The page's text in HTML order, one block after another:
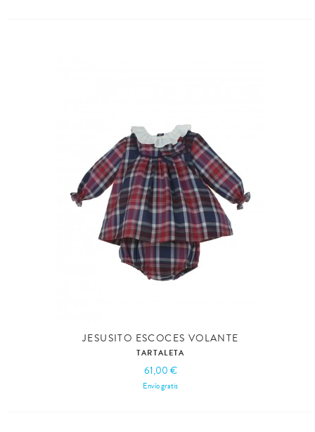
JESUSITO ESCOCES VOLANTE
TARTALETA
61,00 €
Envío gratis